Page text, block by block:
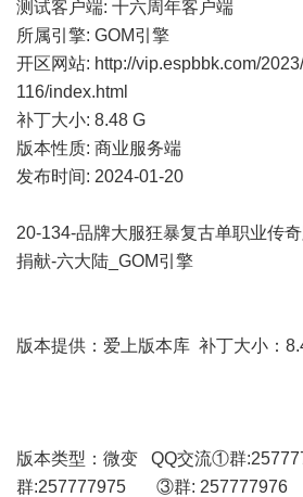
测试客户端: 十六周年客户端
所属引擎: GOM引擎
开区网站: http://vip.espbbk.com/
116/index.html
补丁大小: 8.48 G
版本性质: 商业服务端
发布时间: 2024-01-20
20-134-品牌大服狂暴复古单职业传
捐献-六大陆_GOM引擎
版本提供：爱上版本库 补丁大小：
版本类型：微变 QQ交流①群
群:257777975 ③群: 257777976